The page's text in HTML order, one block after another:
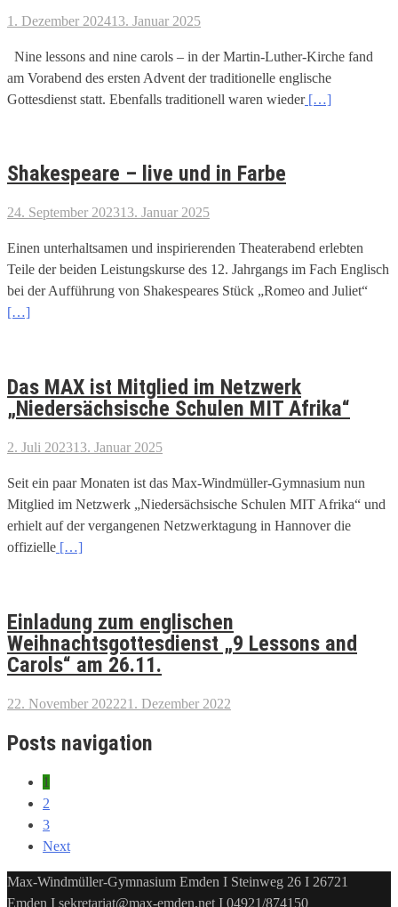
1. Dezember 202413. Januar 2025
Nine lessons and nine carols – in der Martin-Luther-Kirche fand
am Vorabend des ersten Advent der traditionelle englische
Gottesdienst statt. Ebenfalls traditionell waren wieder[…]
Shakespeare – live und in Farbe
24. September 202313. Januar 2025
Einen unterhaltsamen und inspirierenden Theaterabend erlebten
Teile der beiden Leistungskurse des 12. Jahrgangs im Fach Englisch
bei der Aufführung von Shakespeares Stück „Romeo and Juliet“
[…]
Das MAX ist Mitglied im Netzwerk
„Niedersächsische Schulen MIT Afrika“
2. Juli 202313. Januar 2025
Seit ein paar Monaten ist das Max-Windmüller-Gymnasium nun
Mitglied im Netzwerk „Niedersächsische Schulen MIT Afrika“ und
erhielt auf der vergangenen Netzwerktagung in Hannover die
offizielle […]
Einladung zum englischen
Weihnachtsgottesdienst „9 Lessons and
Carols“ am 26.11.
22. November 202221. Dezember 2022
Posts navigation
1
2
3
Next
Max-Windmüller-Gymnasium Emden I Steinweg 26 I 26721
Emden I sekretariat@max-emden.net I 04921/874150